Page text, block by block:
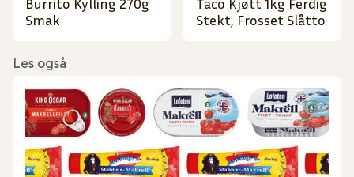
Burrito Kylling 270g
Smak
Taco Kjøtt 1kg Ferdig
Stekt, Frosset Slåtto
Les også